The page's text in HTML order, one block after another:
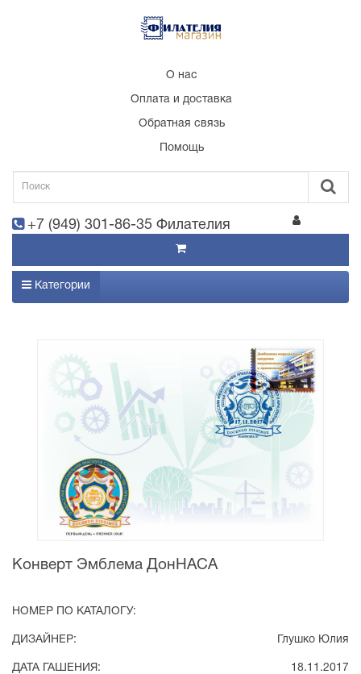
О нас
Оплата и доставка
Обратная связь
Помощь
+7 (949) 301-86-35 Филателия
Категории
Конверт Эмблема ДонНАСА
НОМЕР ПО КАТАЛОГУ:
ДИЗАЙНЕР: Глушко Юлия
ДАТА ГАШЕНИЯ: 18.11.2017